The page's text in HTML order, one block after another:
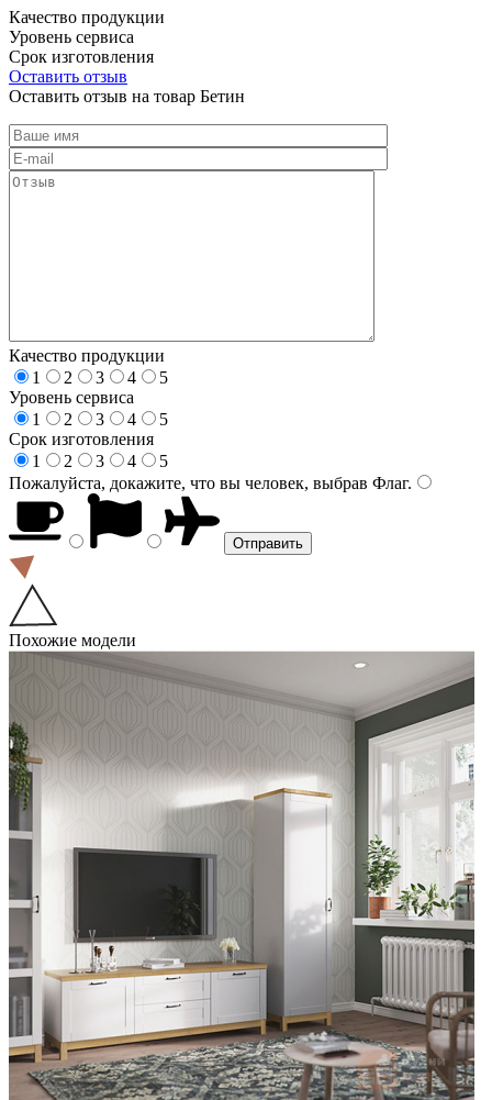
Качество продукции
Уровень сервиса
Срок изготовления
Оставить отзыв
Оставить отзыв на товар Бетин
Качество продукции
1
2 3 4
5
Уровень сервиса
1
2 3 4
5
Срок изготовления
1
2 3 4
5
Пожалуйста, докажите, что вы человек, выбрав Флаг.
Похожие модели